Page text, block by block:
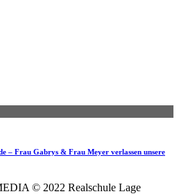
– Frau Gabrys & Frau Meyer verlassen unsere
© 2022 Realschule Lage